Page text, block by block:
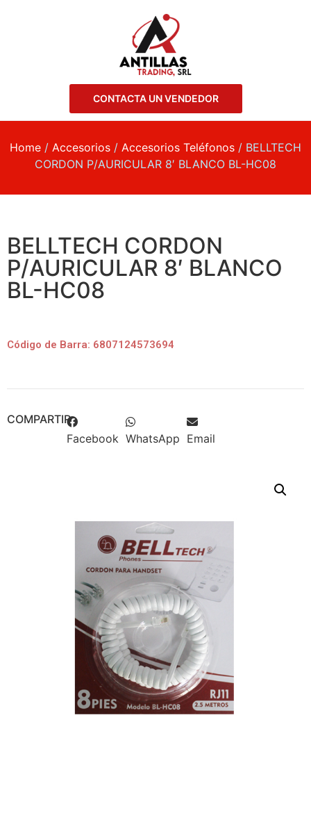
CONTACTA UN VENDEDOR
Home / Accesorios / Accesorios Teléfonos / BELLTECH
CORDON P/AURICULAR 8′ BLANCO BL-HC08
BELLTECH CORDON
P/AURICULAR 8′ BLANCO
BL-HC08
Código de Barra: 6807124573694
COMPARTIR
Facebook WhatsApp Email